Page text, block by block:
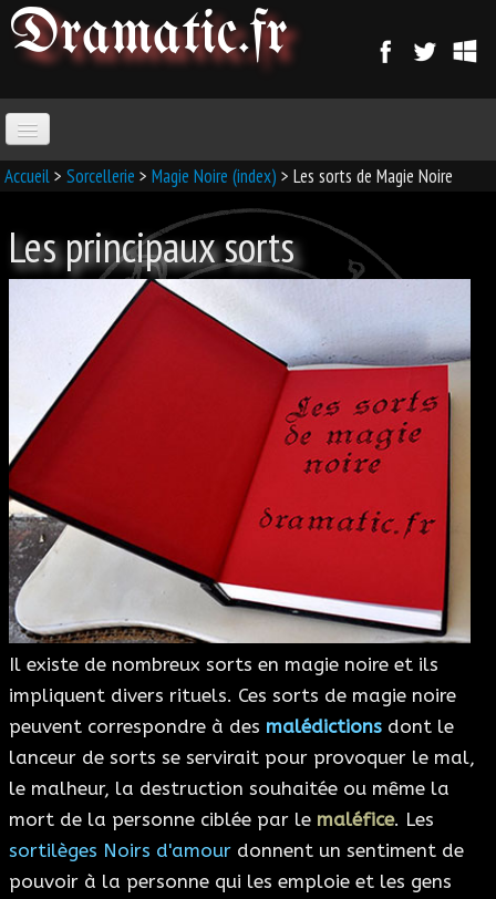
Dramatic.fr
ACCUEIL
PARANORMAL
SORCELLERIE
MAGIE D'AMOUR
ESOTÉRISME
BLOG
A PROPOS
Accueil> Sorcellerie > Magie Noire (index) > Les sorts de Magie Noire
Les principaux sorts
Il existe de nombreux sorts en magie noire et ils
impliquent divers rituels. Ces sorts de magie noire
peuvent correspondre à des malédictions dont le
lanceur de sorts se servirait pour provoquer le mal,
le malheur, la destruction souhaitée ou même la
mort de la personne ciblée par le maléfice. Les
sortilèges Noirs d'amour donnent un sentiment de
pouvoir à la personne qui les emploie et les gens